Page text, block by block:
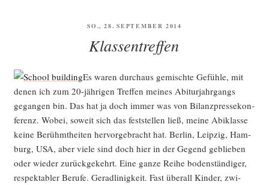
VERÖFFENTLICHT
SO., 28. SEPTEMBER 2014
Klassentreffen
Es waren durch­aus gemisch­te Gefüh­le, mit
denen ich zum 20-jäh­ri­gen Tref­fen mei­nes Abitur­jahr­gangs
gegan­gen bin. Das hat ja doch immer was von Bilanz­pres­se­kon­
fe­renz. Wobei, soweit sich das fest­stel­len ließ, mei­ne Abi­klas­se
kei­ne Berühmt­hei­ten her­vor­ge­bracht hat. Ber­lin, Leip­zig, Ham­
burg, USA, aber vie­le sind doch hier in der Gegend geblie­ben
oder wie­der zurück­ge­kehrt. Eine gan­ze Rei­he boden­stän­di­ger,
respek­ta­bler Beru­fe. Gerad­li­nig­keit. Fast über­all Kin­der, zwi­